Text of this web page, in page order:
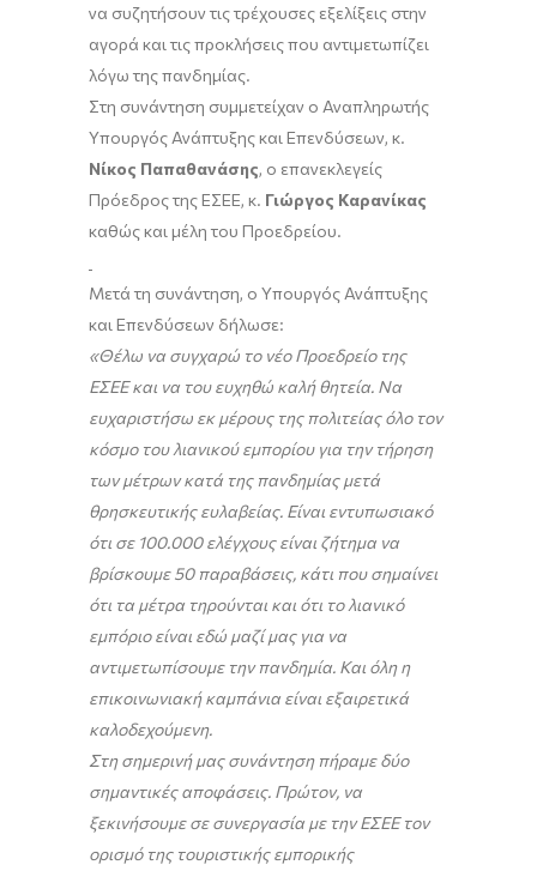
να συζητήσουν τις τρέχουσες εξελίξεις στην
αγορά και τις προκλήσεις που αντιμετωπίζει
λόγω της πανδημίας.
Στη συνάντηση συμμετείχαν ο Αναπληρωτής
Υπουργός Ανάπτυξης και Επενδύσεων, κ.
Νίκος Παπαθανάσης, ο επανεκλεγείς
Πρόεδρος της ΕΣΕΕ, κ. Γιώργος Καρανίκας
καθώς και μέλη του Προεδρείου.
Μετά τη συνάντηση, ο Υπουργός Ανάπτυξης
και Επενδύσεων δήλωσε:
«Θέλω να συγχαρώ το νέο Προεδρείο της
ΕΣΕΕ και να του ευχηθώ καλή θητεία. Να
ευχαριστήσω εκ μέρους της πολιτείας όλο τον
κόσμο του λιανικού εμπορίου για την τήρηση
των μέτρων κατά της πανδημίας μετά
θρησκευτικής ευλαβείας. Είναι εντυπωσιακό
ότι σε 100.000 ελέγχους είναι ζήτημα να
βρίσκουμε 50 παραβάσεις, κάτι που σημαίνει
ότι τα μέτρα τηρούνται και ότι το λιανικό
εμπόριο είναι εδώ μαζί μας για να
αντιμετωπίσουμε την πανδημία. Και όλη η
επικοινωνιακή καμπάνια είναι εξαιρετικά
καλοδεχούμενη.
Στη σημερινή μας συνάντηση πήραμε δύο
σημαντικές αποφάσεις. Πρώτον, να
ξεκινήσουμε σε συνεργασία με την ΕΣΕΕ τον
ορισμό της τουριστικής εμπορικής